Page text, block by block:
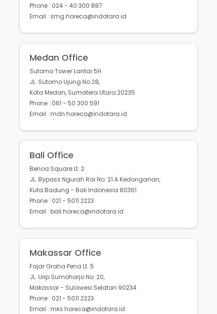
Phone : 024 - 40 300 887
Email : smg.horeca@indotara.id
Medan Office
Sutomo Tower Lantai 5H
JL. Sutomo Ujung No.28,
Kota Medan, Sumatera Utara 20235
Phone : 061 - 50 300 591
Email : mdn.horeca@indotara.id
Bali Office
Benoa Square Lt. 2
JL. Bypass Ngurah Rai No. 21 A Kedonganan,
Kuta Badung - Bali Indonesia 80361
Phone : 021 - 5011 2223
Email : bali.horeca@indotara.id
Makassar Office
Fajar Graha Pena Lt. 5
JL. Urip Sumoharjo No. 20,
Makassar - Sulawesi Selatan 90234
Phone : 021 - 5011 2223
Email : mks.horeca@indotara.id